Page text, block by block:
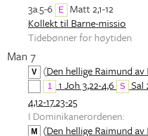
3a.5-6
E
Matt 2,1-12
Kollekt til Barne-missio
Tidebønner for høytiden
Man 7
V (Den hellige Raimund
1 1 Joh 3,22-4,6 S Sal
4,12-17.23-25
I Dominikanerordenen:
M (Den hellige Raimund